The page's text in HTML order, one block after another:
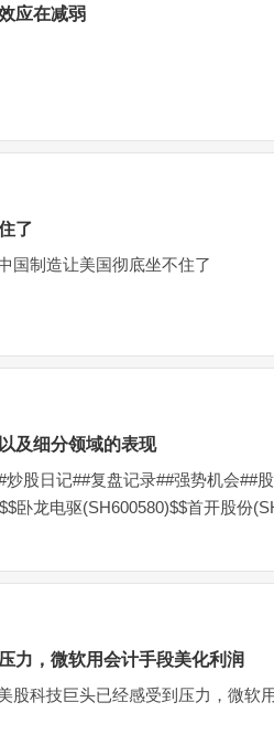
应在减弱
了
国制造让美国彻底坐不住了
及细分领域的表现
炒股日记##复盘记录##强势机会##
卧龙电驱(SH600580)$$首开股份
力，微软用会计手段美化利润
股科技巨头已经感受到压力，微软